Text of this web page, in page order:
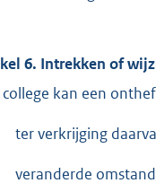
6. Intrekken of
college kan een
ter verkrijging
veranderde